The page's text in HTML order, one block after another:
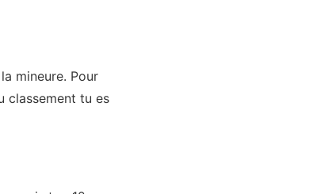
mineure. Pour
classement tu es